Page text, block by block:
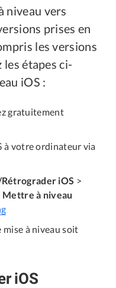
niveau vers
prises en
les versions
les étapes ci-
iOS :
gratuitement
à votre ordinateur via
iOS >
Mettre à niveau
mise à niveau soit
iOS